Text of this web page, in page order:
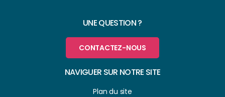
UNE QUESTION ?
CONTACTEZ-NOUS
NAVIGUER SUR NOTRE SITE
Plan du site